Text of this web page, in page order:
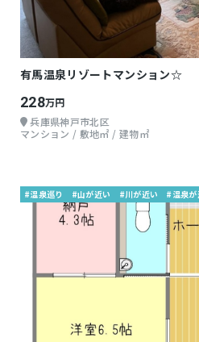
有馬温泉リゾートマンション☆
228万円
兵庫県神戸市北区
マンション / 敷地㎡ / 建物㎡
#温泉巡り #山が近い #川が近い #温泉が